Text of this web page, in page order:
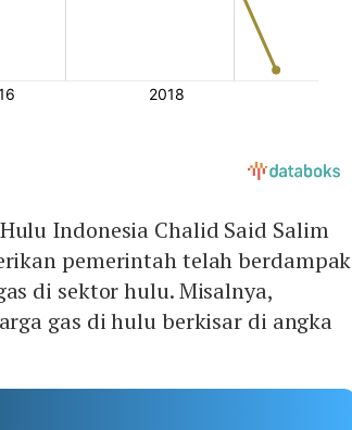
Indonesia Chalid Said Salim
pemerintah telah berdampak
di sektor hulu. Misalnya,
gas di hulu berkisar di angka